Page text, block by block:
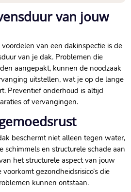
van jouw
van een dakinspectie is de
van je dak.​ Problemen die
aangepakt, kunnen de noodzaak
uitstellen, wat je op de lange
Preventief onderhoud is altijd
of vervangingen.​
beschermt niet alleen tegen water,
schimmels en structurele schade aan
het structurele aspect van jouw
gezondheidsrisico’s die
kunnen ontstaan.​